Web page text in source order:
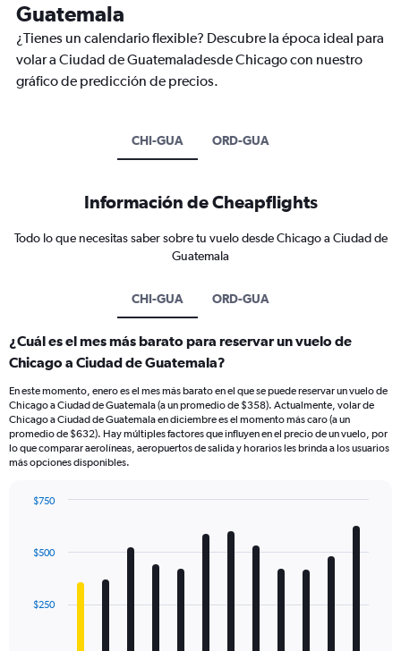
Guatemala
¿Tienes un calendario flexible? Descubre la época ideal para
volar a Ciudad de Guatemaladesde Chicago con nuestro
gráfico de predicción de precios.
CHI-GUA ORD-GUA
Información de Cheapflights
Todo lo que necesitas saber sobre tu vuelo desde Chicago a Ciudad de
Guatemala
CHI-GUA ORD-GUA
¿Cuál es el mes más barato para reservar un vuelo de
Chicago a Ciudad de Guatemala?
En este momento, enero es el mes más barato en el que se puede reservar un vuelo de
Chicago a Ciudad de Guatemala (a un promedio de $358). Actualmente, volar de
Chicago a Ciudad de Guatemala en diciembre es el momento más caro (a un
promedio de $632). Hay múltiples factores que influyen en el precio de un vuelo, por
lo que comparar aerolíneas, aeropuertos de salida y horarios les brinda a los usuarios
más opciones disponibles.
with
12
The
$250
$500
$750